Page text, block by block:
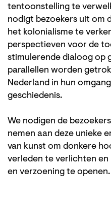
tentoonstelling te
nodigt bezoekers uit om
het kolonialisme te
perspectieven voor de
stimulerende dialoog op
parallellen worden
Nederland in hun
geschiedenis.
We nodigen de
nemen aan deze unieke
van kunst om donkere
verleden te verlichten
en verzoening te openen.